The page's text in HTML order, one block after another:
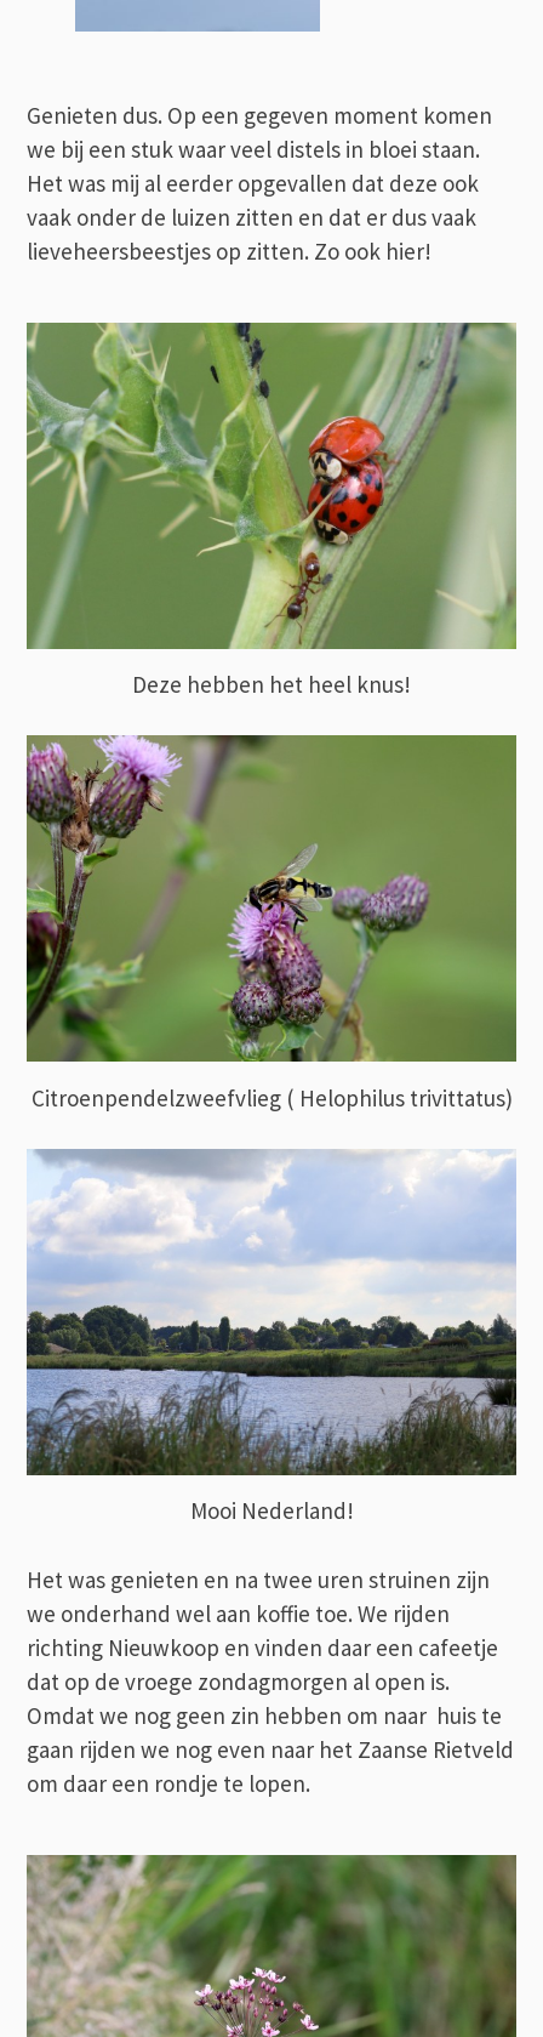
Genieten dus. Op een gegeven moment komen
we bij een stuk waar veel distels in bloei staan.
Het was mij al eerder opgevallen dat deze ook
vaak onder de luizen zitten en dat er dus vaak
lieveheersbeestjes op zitten. Zo ook hier!
Deze hebben het heel knus!
Citroenpendelzweefvlieg ( Helophilus trivittatus)
Mooi Nederland!
Het was genieten en na twee uren struinen zijn
we onderhand wel aan koffie toe. We rijden
richting Nieuwkoop en vinden daar een cafeetje
dat op de vroege zondagmorgen al open is.
Omdat we nog geen zin hebben om naar huis te
gaan rijden we nog even naar het Zaanse Rietveld
om daar een rondje te lopen.